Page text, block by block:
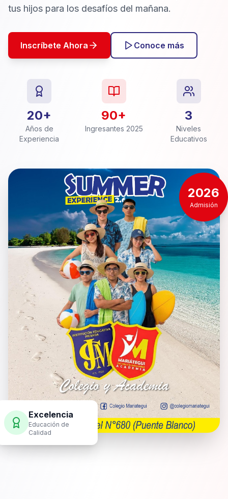
tus hijos para los desafíos del mañana.
Inscríbete Ahora Conoce más
20+
Años de
Experiencia
90+
Ingresantes 2025
3
Niveles
Educativos
Excelencia
Educación de
Calidad
2026
Admisión